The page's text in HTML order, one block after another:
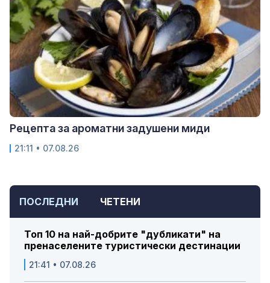
ПОСЛЕДНИ ЧЕТЕНИ
Топ 10 на най-добрите "дубликати" на
пренаселените туристически дестинации
21:41 • 07.08.26
Рецепта за ароматни задушени миди
21:11 • 07.08.26